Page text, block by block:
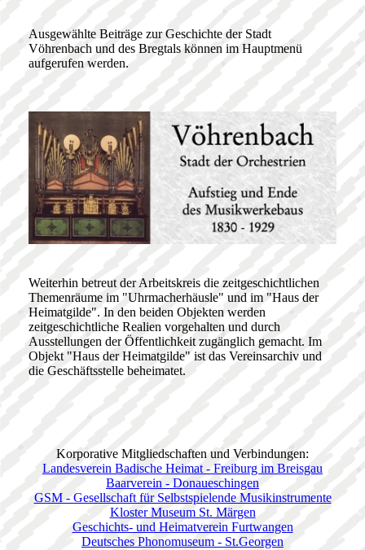
Ausgewählte Beiträge zur Geschichte der Stadt
Vöhrenbach und des Bregtals können im Hauptmenü
aufgerufen werden.
Weiterhin betreut der Arbeitskreis die zeitgeschichtlichen
Themenräume im "Uhrmacherhäusle" und im "Haus der
Heimatgilde". In den beiden Objekten werden
zeitgeschichtliche Realien vorgehalten und durch
Ausstellungen der Öffentlichkeit zugänglich gemacht. Im
Objekt "Haus der Heimatgilde" ist das Vereinsarchiv und
die Geschäftsstelle beheimatet.
Korporative Mitgliedschaften und Verbindungen:
Landesverein Badische Heimat - Freiburg im Breisgau
Baarverein - Donaueschingen
GSM - Gesellschaft für Selbstspielende Musikinstrumente
Kloster Museum St. Märgen
Geschichts- und Heimatverein Furtwangen
Deutsches Phonomuseum - St.Georgen